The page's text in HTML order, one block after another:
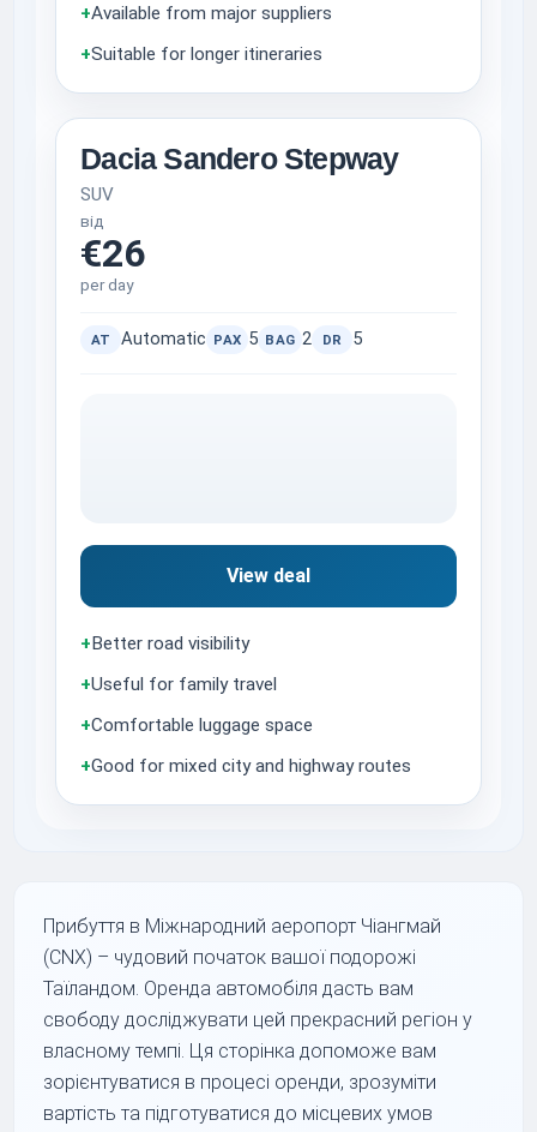
+Available from major suppliers
+Suitable for longer itineraries
Dacia Sandero Stepway
SUV
від
€26
per day
AT Automatic PAX 5 BAG 2 DR 5
View deal
+Better road visibility
+Useful for family travel
+Comfortable luggage space
+Good for mixed city and highway routes
Прибуття в Міжнародний аеропорт Чіангмай
(CNX) – чудовий початок вашої подорожі
Таїландом. Оренда автомобіля дасть вам
свободу досліджувати цей прекрасний регіон у
власному темпі. Ця сторінка допоможе вам
зорієнтуватися в процесі оренди, зрозуміти
вартість та підготуватися до місцевих умов